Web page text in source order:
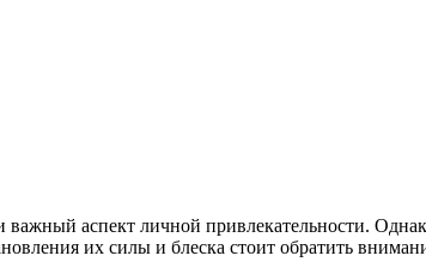
аспект личной привлекательности.
их силы и блеска стоит обратить